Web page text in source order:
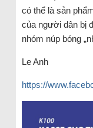
có thể là sản
của người dân bị
nhóm núp bóng
Le Anh
https://